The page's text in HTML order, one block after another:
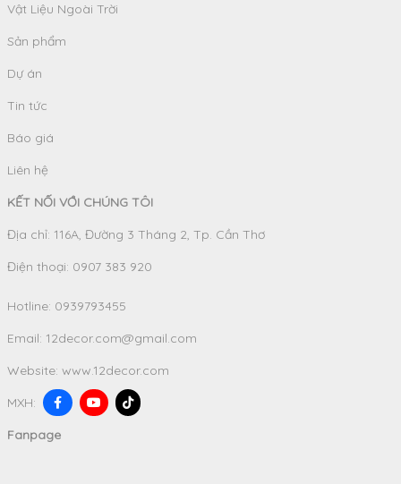
Vật Liệu Ngoài Trời
Sản phẩm
Dự án
Tin tức
Báo giá
Liên hệ
KẾT NỐI VỚI CHÚNG TÔI
Địa chỉ: 116A, Đường 3 Tháng 2, Tp. Cần Thơ
Điện thoại: 0907 383 920
Hotline: 0939793455
Email: 12decor.com@gmail.com
Website: www.12decor.com
MXH:
Fanpage